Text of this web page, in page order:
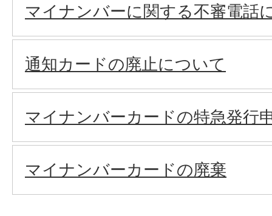
マイナンバーに関する不審電話
通知カードの廃止について
マイナンバーカードの特急発行
マイナンバーカードの廃棄